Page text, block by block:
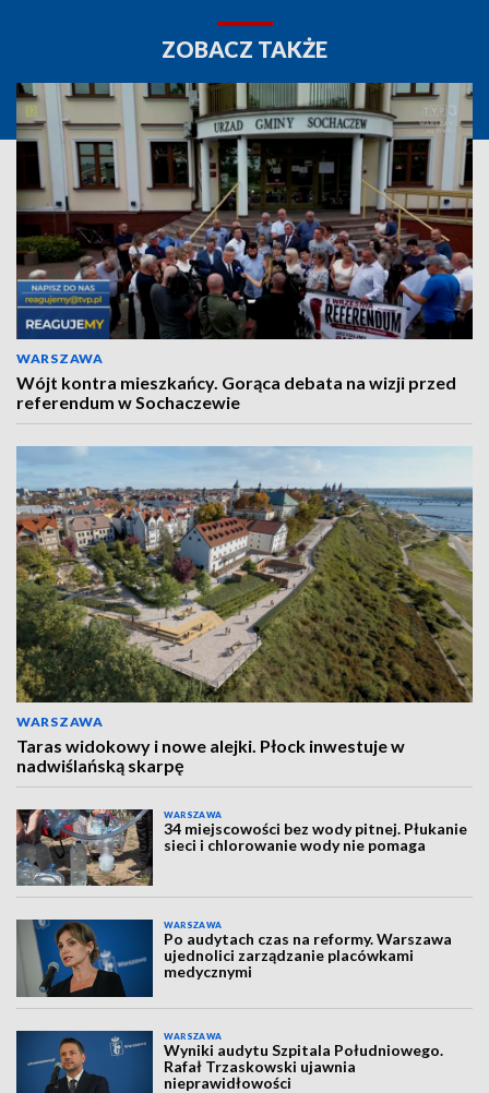
ZOBACZ TAKŻE
WARSZAWA
Wójt kontra mieszkańcy. Gorąca debata na wizji przed
referendum w Sochaczewie
WARSZAWA
Taras widokowy i nowe alejki. Płock inwestuje w
nadwiślańską skarpę
WARSZAWA
34 miejscowości bez wody pitnej. Płukanie
sieci i chlorowanie wody nie pomaga
WARSZAWA
Po audytach czas na reformy. Warszawa
ujednolici zarządzanie placówkami
medycznymi
WARSZAWA
Wyniki audytu Szpitala Południowego.
Rafał Trzaskowski ujawnia
nieprawidłowości